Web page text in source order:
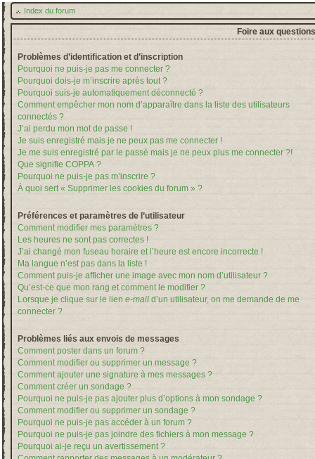
Index du forum
Foire aux
Problèmes d’identification et d’inscription
Pourquoi ne puis-je pas me connecter ?
Pourquoi dois-je m’inscrire après tout ?
Pourquoi suis-je automatiquement déconnecté ?
Comment empêcher mon nom d’apparaître dans la liste des utilisateurs
connectés ?
J’ai perdu mon mot de passe !
Je suis enregistré mais je ne peux pas me connecter !
Je me suis enregistré par le passé mais je ne peux plus me connecter ?!
Que signifie COPPA ?
Pourquoi ne puis-je pas m’inscrire ?
À quoi sert « Supprimer les cookies du forum » ?
Préférences et paramètres de l’utilisateur
Comment modifier mes paramètres ?
Les heures ne sont pas correctes !
J’ai changé mon fuseau horaire et l’heure est encore incorrecte !
Ma langue n’est pas dans la liste !
Comment puis-je afficher une image avec mon nom d’utilisateur ?
Qu’est-ce que mon rang et comment le modifier ?
Lorsque je clique sur le lien e-mail d’un utilisateur, on me demande de me
connecter ?
Problèmes liés aux envois de messages
Comment poster dans un forum ?
Comment modifier ou supprimer un message ?
Comment ajouter une signature à mes messages ?
Comment créer un sondage ?
Pourquoi ne puis-je pas ajouter plus d’options à mon sondage ?
Comment modifier ou supprimer un sondage ?
Pourquoi ne puis-je pas accéder à un forum ?
Pourquoi ne puis-je pas joindre des fichiers à mon message ?
Pourquoi ai-je reçu un avertissement ?